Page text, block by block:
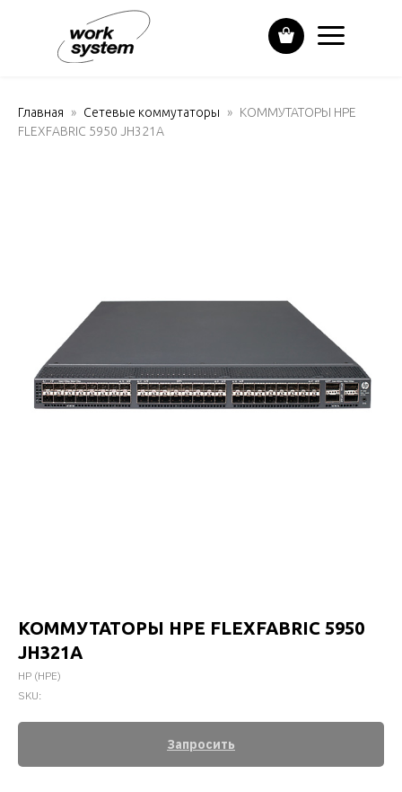
Главная Сетевые коммутаторы
КОММУТАТОРЫ HPE
FLEXFABRIC 5950 JH321A
КОММУТАТОРЫ HPE FLEXFABRIC 5950
JH321A
HP (HPE)
SKU:
Запросить